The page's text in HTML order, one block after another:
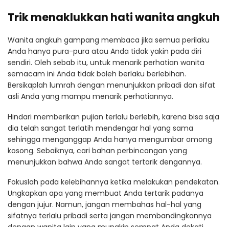
Trik menaklukkan hati wanita angkuh
Wanita angkuh gampang membaca jika semua perilaku
Anda hanya pura-pura atau Anda tidak yakin pada diri
sendiri. Oleh sebab itu, untuk menarik perhatian wanita
semacam ini Anda tidak boleh berlaku berlebihan.
Bersikaplah lumrah dengan menunjukkan pribadi dan sifat
asli Anda yang mampu menarik perhatiannya.
Hindari memberikan pujian terlalu berlebih, karena bisa saja
dia telah sangat terlatih mendengar hal yang sama
sehingga menganggap Anda hanya mengumbar omong
kosong. Sebaiknya, cari bahan perbincangan yang
menunjukkan bahwa Anda sangat tertarik dengannya.
Fokuslah pada kelebihannya ketika melakukan pendekatan.
Ungkapkan apa yang membuat Anda tertarik padanya
dengan jujur. Namun, jangan membahas hal-hal yang
sifatnya terlalu pribadi serta jangan membandingkannya